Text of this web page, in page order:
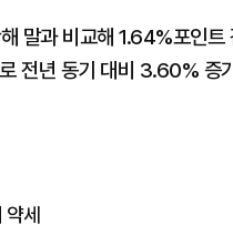
말과 비교해 1.64%포인
전년 동기 대비 3.60% 증
세